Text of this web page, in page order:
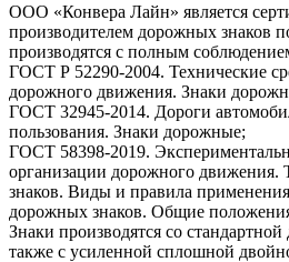
ООО «Конвера Лайн» является
производителем дорожных знаков
производятся с полным
ГОСТ Р 52290-2004. Технические
дорожного движения. Знаки
ГОСТ 32945-2014. Дороги
пользования. Знаки дорожные;
ГОСТ 58398-2019.
организации дорожного
знаков. Виды и правила
дорожных знаков. Общие
Знаки производятся со
также с усиленной сплошной